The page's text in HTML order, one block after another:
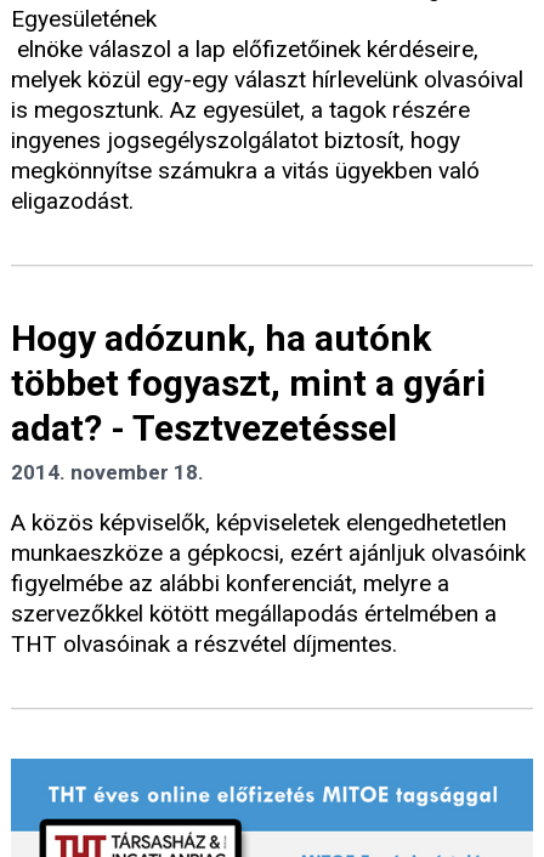
Egyesületének
elnöke válaszol a lap előfizetőinek kérdéseire,
melyek közül egy-egy választ hírlevelünk olvasóival
is megosztunk. Az egyesület, a tagok részére
ingyenes jogsegélyszolgálatot biztosít, hogy
megkönnyítse számukra a vitás ügyekben való
eligazodást.
Hogy adózunk, ha autónk
többet fogyaszt, mint a gyári
adat? - Tesztvezetéssel
2014. november 18.
A közös képviselők, képviseletek elengedhetetlen
munkaeszköze a gépkocsi, ezért ajánljuk olvasóink
figyelmébe az alábbi konferenciát, melyre a
szervezőkkel kötött megállapodás értelmében a
THT olvasóinak a részvétel díjmentes.